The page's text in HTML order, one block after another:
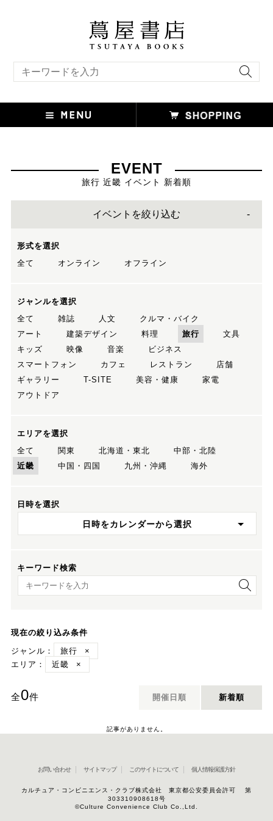
EVENT
旅行 近畿 イベント 新着順
イベントを絞り込む
形式を選択
全て
オンライン オフライン
ジャンルを選択
全て
雑誌 人文
クルマ・バイク
アート
建築デザイン 料理 旅行
文具
キッズ
映像 音楽
ビジネス
スマートフォン
カフェ レストラン
店舗
ギャラリー
T-SITE 美容・健康
家電
アウトドア
エリアを選択
全て
関東 北海道・東北
中部・北陸
近畿
中国・四国 九州・沖縄 海外
日時を選択
日時をカレンダーから選択
キーワード検索
キーワード検索
現在の絞り込み条件
ジャンル：
旅行
×
エリア：
近畿 ×
全0件 開催日順 新着順
記事がありません。
お問い合わせ サイトマップ このサイトについて 個人情報保護方針
カルチュア・コンビニエンス・クラブ株式会社 東京都公安委員会許可 第
303310908618号
©Culture Convenience Club Co.,Ltd.